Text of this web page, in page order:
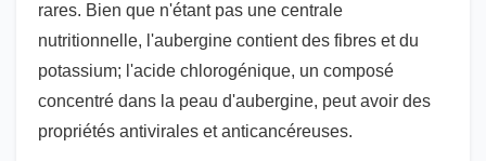
rares. Bien que n'étant pas une centrale
nutritionnelle, l'aubergine contient des fibres et du
potassium; l'acide chlorogénique, un composé
concentré dans la peau d'aubergine, peut avoir des
propriétés antivirales et anticancéreuses.